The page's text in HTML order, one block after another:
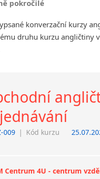
Děčín
Hodonín
Prostějov
Sedlčany
Tišnov
Vysoká nad Labem
pokročilé
konverzační kurzy
druhu kurzu angličtiny
009 | Kód kurzu
Centrum 4U - centrum